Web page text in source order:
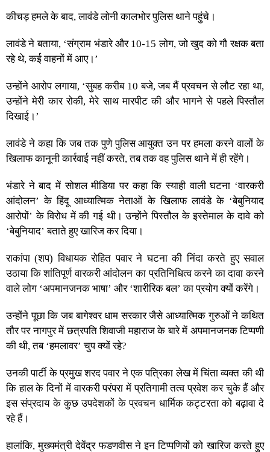
कीचड़ हमले के बाद, लावंडे लोनी कालभोर पुलिस थाने पहुंचे।
लावंडे ने बताया, ‘संग्राम भंडारे और 10-15 लोग, जो खुद को गौ रक्षक बता
रहे थे, कई वाहनों में आए।’
उन्होंने आरोप लगाया, ‘सुबह करीब 10 बजे, जब मैं प्रवचन से लौट रहा था,
उन्होंने मेरी कार रोकी, मेरे साथ मारपीट की और भागने से पहले पिस्तौल
दिखाई।’
लावंडे ने कहा कि जब तक पुणे पुलिस आयुक्त उन पर हमला करने वालों के
खिलाफ कानूनी कार्रवाई नहीं करते, तब तक वह पुलिस थाने में ही रहेंगे।
भंडारे ने बाद में सोशल मीडिया पर कहा कि स्याही वाली घटना ‘वारकरी
आंदोलन’ के हिंदू आध्यात्मिक नेताओं के खिलाफ लावंडे के ‘बेबुनियाद
आरोपों’ के विरोध में की गई थी। उन्होंने पिस्तौल के इस्तेमाल के दावे को
‘बेबुनियाद’ बताते हुए खारिज कर दिया।
राकांपा (शप) विधायक रोहित पवार ने घटना की निंदा करते हुए सवाल
उठाया कि शांतिपूर्ण वारकरी आंदोलन का प्रतिनिधित्व करने का दावा करने
वाले लोग ‘अपमानजनक भाषा’ और ‘शारीरिक बल’ का प्रयोग क्यों करेंगे।
उन्होंने पूछा कि जब बागेश्वर धाम सरकार जैसे आध्यात्मिक गुरुओं ने कथित
तौर पर नागपुर में छत्रपति शिवाजी महाराज के बारे में अपमानजनक टिप्पणी
की थी, तब ‘हमलावर’ चुप क्यों रहे?
उनकी पार्टी के प्रमुख शरद पवार ने एक पत्रिका लेख में चिंता व्यक्त की थी
कि हाल के दिनों में वारकरी परंपरा में प्रतिगामी तत्व प्रवेश कर चुके हैं और
इस संप्रदाय के कुछ उपदेशकों के प्रवचन धार्मिक कट्टरता को बढ़ावा दे
रहे हैं।
हालांकि, मुख्यमंत्री देवेंद्र फडणवीस ने इन टिप्पणियों को खारिज करते हुए